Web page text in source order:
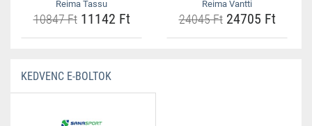
Reima Tassu
10847 Ft11142 Ft
Reima Vantti
24045 Ft24705 Ft
KEDVENC E-BOLTOK